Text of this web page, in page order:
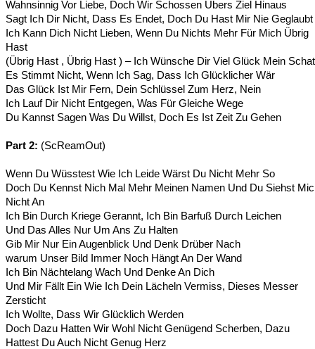
Wahnsinnig Vor Liebe, Doch Wir Schossen Übers Ziel Hinaus
Sagt Ich Dir Nicht, Dass Es Endet, Doch Du Hast Mir Nie Geglaubt
Ich Kann Dich Nicht Lieben, Wenn Du Nichts Mehr Für Mich Übrig
Hast
(Übrig Hast , Übrig Hast ) – Ich Wünsche Dir Viel Glück Mein
Es Stimmt Nicht, Wenn Ich Sag, Dass Ich Glücklicher Wär
Das Glück Ist Mir Fern, Dein Schlüssel Zum Herz, Nein
Ich Lauf Dir Nicht Entgegen, Was Für Gleiche Wege
Du Kannst Sagen Was Du Willst, Doch Es Ist Zeit Zu Gehen
Part 2: (ScReamOut)
Wenn Du Wüsstest Wie Ich Leide Wärst Du Nicht Mehr So
Doch Du Kennst Nich Mal Mehr Meinen Namen Und Du Siehst
Nicht An
Ich Bin Durch Kriege Gerannt, Ich Bin Barfuß Durch Leichen
Und Das Alles Nur Um Ans Zu Halten
Gib Mir Nur Ein Augenblick Und Denk Drüber Nach
warum Unser Bild Immer Noch Hängt An Der Wand
Ich Bin Nächtelang Wach Und Denke An Dich
Und Mir Fällt Ein Wie Ich Dein Lächeln Vermiss, Dieses Messer
Zersticht
Ich Wollte, Dass Wir Glücklich Werden
Doch Dazu Hatten Wir Wohl Nicht Genügend Scherben, Dazu
Hattest Du Auch Nicht Genug Herz